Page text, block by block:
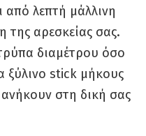
από λεπτή μάλλινη
της αρεσκείας σας.
διαμέτρου όσο
ξύλινο stick μήκους
στη δική σας